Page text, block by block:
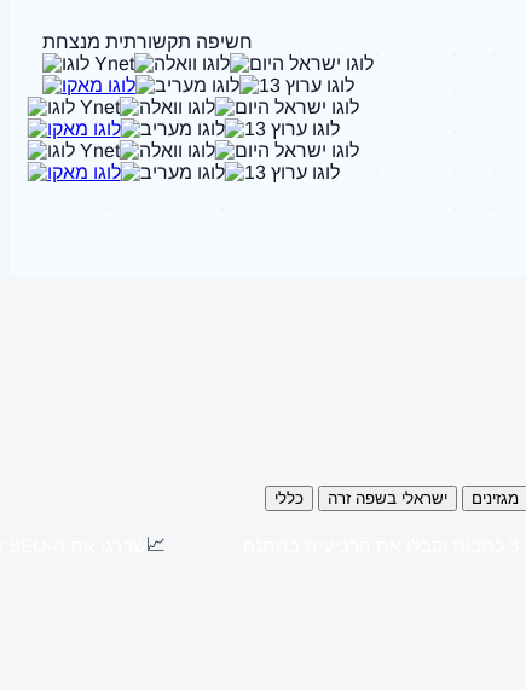
חשיפה תקשורתית מנצחת
מגזינים ישראלי בשפה זרה כללי
📈